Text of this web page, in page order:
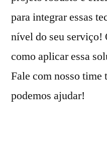
para integrar essas
nível do seu serviço!
como aplicar essa
Fale com nosso time
podemos ajudar!